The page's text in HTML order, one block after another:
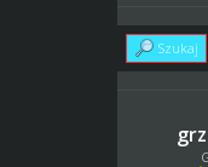
Szukaj